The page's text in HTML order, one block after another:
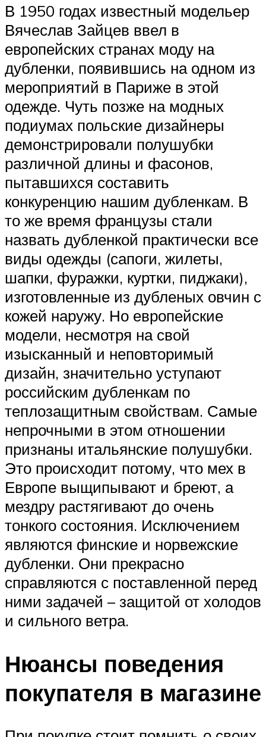
В 1950 годах известный модельер
Вячеслав Зайцев ввел в
европейских странах моду на
дубленки, появившись на одном из
мероприятий в Париже в этой
одежде. Чуть позже на модных
подиумах польские дизайнеры
демонстрировали полушубки
различной длины и фасонов,
пытавшихся составить
конкуренцию нашим дубленкам. В
то же время французы стали
назвать дубленкой практически все
виды одежды (сапоги, жилеты,
шапки, фуражки, куртки, пиджаки),
изготовленные из дубленых овчин с
кожей наружу. Но европейские
модели, несмотря на свой
изысканный и неповторимый
дизайн, значительно уступают
российским дубленкам по
теплозащитным свойствам. Самые
непрочными в этом отношении
признаны итальянские полушубки.
Это происходит потому, что мех в
Европе выщипывают и бреют, а
мездру растягивают до очень
тонкого состояния. Исключением
являются финские и норвежские
дубленки. Они прекрасно
справляются с поставленной перед
ними задачей – защитой от холодов
и сильного ветра.
Нюансы поведения
покупателя в магазине